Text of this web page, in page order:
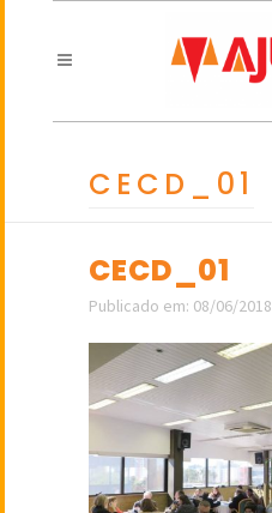
CECD_01
CECD_01
Publicado em: 08/06/2018